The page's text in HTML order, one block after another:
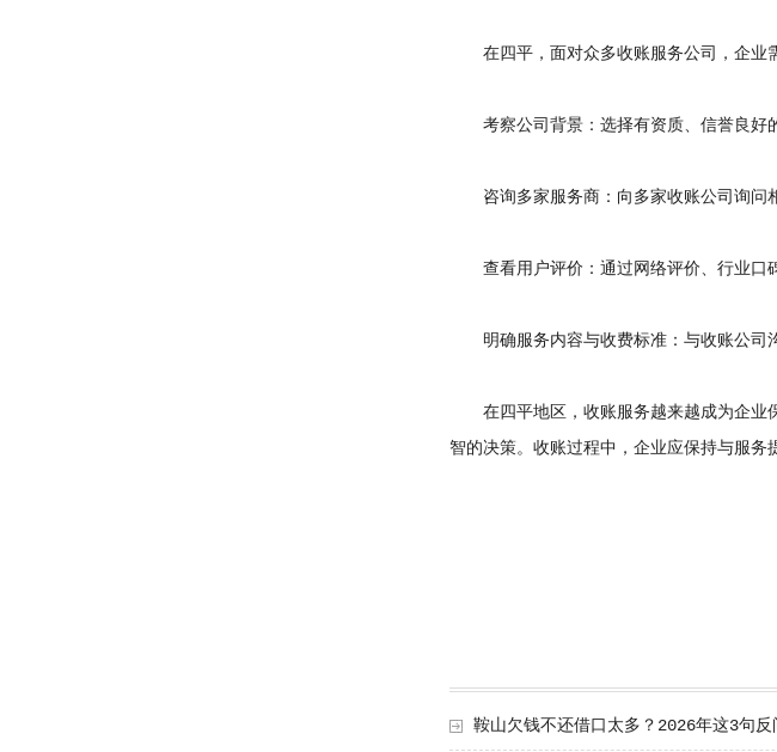
在四平，面对众多收账服务公司，企业需
考察公司背景：选择有资质、信誉良好的
咨询多家服务商：向多家收账公司询问相
查看用户评价：通过网络评价、行业口碑
明确服务内容与收费标准：与收账公司沟
在四平地区，收账服务越来越成为企业保
智的决策。收账过程中，企业应保持与服务
鞍山欠钱不还借口太多？2026年这3句